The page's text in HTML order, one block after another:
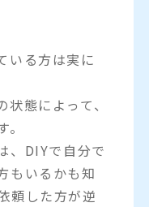
いる方は実に
態によって、
、DIYで自分で
もいるかも知
頼した方が逆